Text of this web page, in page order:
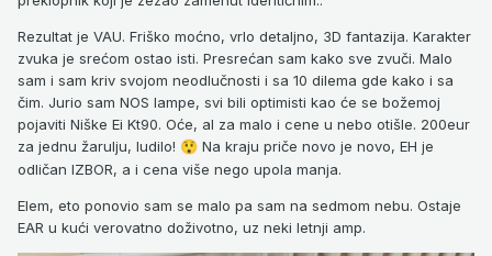
Rezultat je VAU. Friško moćno, vrlo detaljno, 3D fantazija. Karakter
zvuka je srećom ostao isti. Presrećan sam kako sve zvuči. Malo
sam i sam kriv svojom neodlučnosti i sa 10 dilema gde kako i sa
čim. Jurio sam NOS lampe, svi bili optimisti kao će se božemoj
pojaviti Niške Ei Kt90. Oće, al za malo i cene u nebo otišle. 200eur
za jednu žarulju, ludilo! 😲 Na kraju priče novo je novo, EH je
odličan IZBOR, a i cena više nego upola manja.
Elem, eto ponovio sam se malo pa sam na sedmom nebu. Ostaje
EAR u kući verovatno doživotno, uz neki letnji amp.